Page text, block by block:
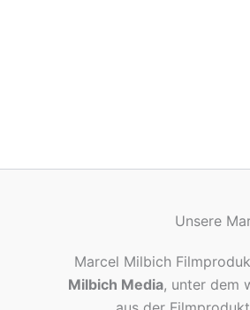
Unsere
Marcel Milbich
Milbich Media, unter dem